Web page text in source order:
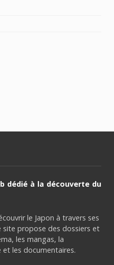
dédié à la découverte du
le Japon à travers ses
site propose des dossiers et
les mangas, la
les documentaires.